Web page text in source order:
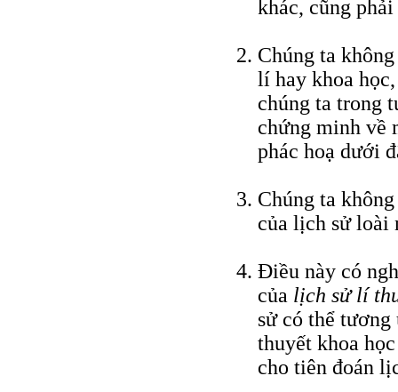
khác, cũng
Chúng ta
lí hay khoa
chúng ta trong
chứng minh về
phác hoạ dưới
Chúng ta
của lịch sử loài
Điều này có
của lịch sử lí
sử có thể
thuyết khoa
cho tiên đoán